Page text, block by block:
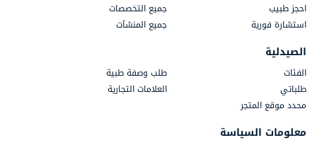
احجز طبيب
جميع التخصصات
استشارة فورية
جميع المنشآت
الصيدلية
الفئات
طلب وصفة طبية
طلباتي
العلامات التجارية
محدد موقع المتجر
معلومات السياسة